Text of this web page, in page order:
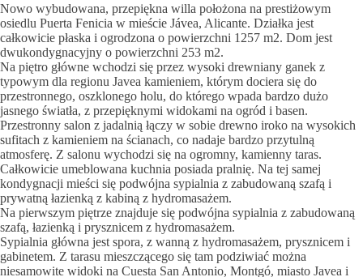
Nowo wybudowana, przepiękna willa położona na prestiżowym
osiedlu Puerta Fenicia w mieście Jávea, Alicante. Działka jest
całkowicie płaska i ogrodzona o powierzchni 1257 m2. Dom jest
dwukondygnacyjny o powierzchni 253 m2.
Na piętro główne wchodzi się przez wysoki drewniany ganek z
typowym dla regionu Javea kamieniem, którym dociera się do
przestronnego, oszklonego holu, do którego wpada bardzo dużo
jasnego światła, z przepięknymi widokami na ogród i basen.
Przestronny salon z jadalnią łączy w sobie drewno iroko na wysokich
sufitach z kamieniem na ścianach, co nadaje bardzo przytulną
atmosferę. Z salonu wychodzi się na ogromny, kamienny taras.
Całkowicie umeblowana kuchnia posiada pralnię. Na tej samej
kondygnacji mieści się podwójna sypialnia z zabudowaną szafą i
prywatną łazienką z kabiną z hydromasażem.
Na pierwszym piętrze znajduje się podwójna sypialnia z zabudowaną
szafą, łazienką i prysznicem z hydromasażem.
Sypialnia główna jest spora, z wanną z hydromasażem, prysznicem i
gabinetem. Z tarasu mieszczącego się tam podziwiać można
niesamowite widoki na Cuesta San Antonio, Montgó, miasto Javea i